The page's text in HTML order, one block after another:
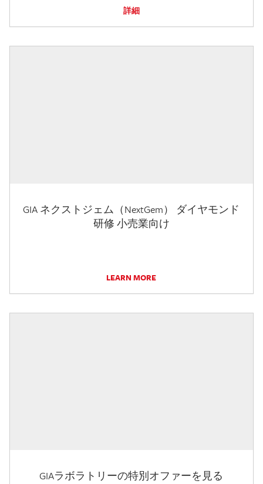
詳細
GIA ネクストジェム（NextGem） ダイヤモンド
研修 小売業向け
LEARN MORE
GIAラボラトリーの特別オファーを見る